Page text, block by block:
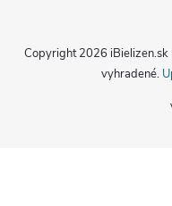
Copyright 2026 iBielizen.sk
vyhradené.